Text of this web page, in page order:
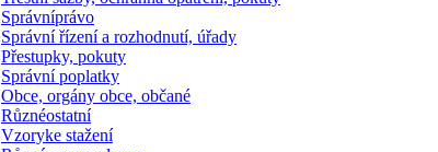
Správníprávo
Správní řízení a rozhodnutí, úřady
Přestupky, pokuty
Správní poplatky
Obce, orgány obce, občané
Různéostatní
Vzoryke stažení